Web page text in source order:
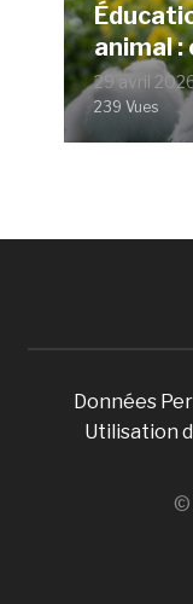
animal
29 avril
239 Vues
Données
Utilisation
©